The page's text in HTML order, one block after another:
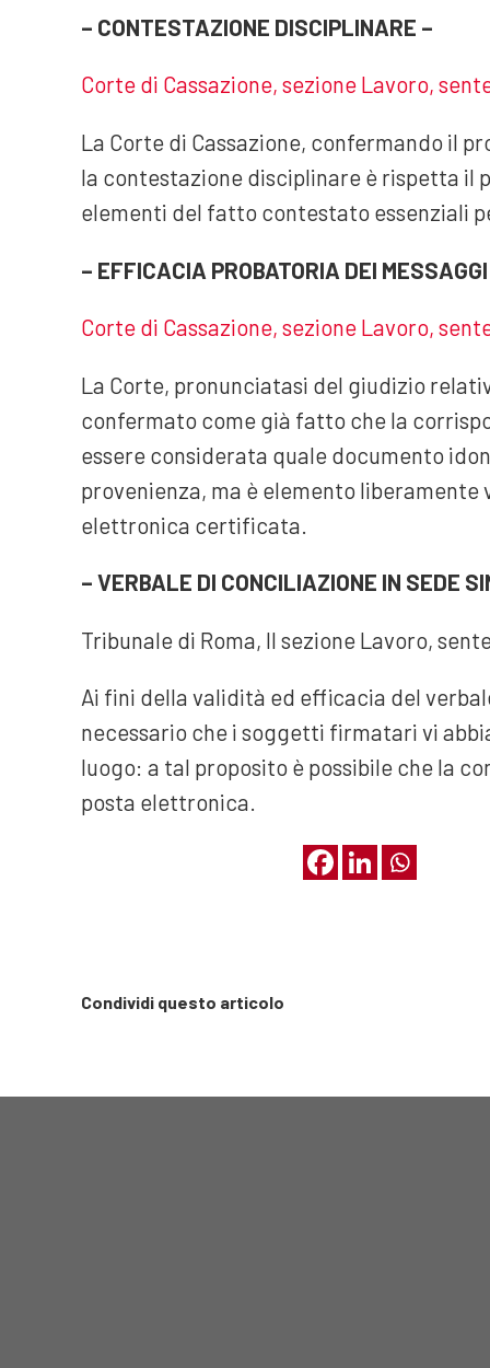
– CONTESTAZIONE DISCIPLINARE –
Corte di Cassazione, sezione Lavoro,
La Corte di Cassazione, confermando il
la contestazione disciplinare è rispetta
elementi del fatto contestato essenziali
– EFFICACIA PROBATORIA DEI
Corte di Cassazione, sezione Lavoro,
La Corte, pronunciatasi del giudizio
confermato come già fatto che la
essere considerata quale documento
provenienza, ma è elemento
elettronica certificata.
– VERBALE DI CONCILIAZIONE IN SEDE
Tribunale di Roma, II sezione Lavoro,
Ai fini della validità ed efficacia del
necessario che i soggetti firmatari vi
luogo: a tal proposito è possibile che la
posta elettronica.
Condividi questo articolo